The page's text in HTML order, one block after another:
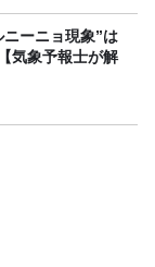
ーニョ現象”は
気象予報士が解